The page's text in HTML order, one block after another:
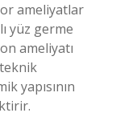
ameliyatlar
yüz germe
ameliyatı
yapısının